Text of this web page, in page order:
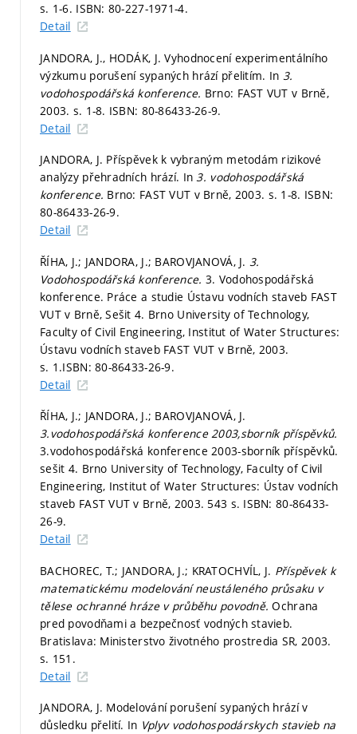
s. 1-6. ISBN: 80-227-1971-4.
Detail
JANDORA, J., HODÁK, J. Vyhodnocení experimentálního
výzkumu porušení sypaných hrází přelitím. In 3.
vodohospodářská konference. Brno: FAST VUT v Brně,
2003. s. 1-8. ISBN: 80-86433-26-9.
Detail
JANDORA, J. Příspěvek k vybraným metodám rizikové
analýzy přehradních hrází. In3. vodohospodářská
konference. Brno: FAST VUT v Brně, 2003. s. 1-8. ISBN:
80-86433-26-9.
Detail
ŘÍHA, J.; JANDORA, J.; BAROVJANOVÁ, J. 3.
Vodohospodářská konference. 3. Vodohospodářská
konference. Práce a studie Ústavu vodních staveb FAST
VUT v Brně, Sešit 4. Brno University of Technology,
Faculty of Civil Engineering, Institut of Water Structures:
Ústavu vodních staveb FAST VUT v Brně, 2003.
s. 1.ISBN: 80-86433-26-9.
Detail
ŘÍHA, J.; JANDORA, J.; BAROVJANOVÁ, J.
3.vodohospodářská konference 2003,sborník příspěvků.
3.vodohospodářská konference 2003-sborník příspěvků.
sešit 4. Brno University of Technology, Faculty of Civil
Engineering, Institut of Water Structures: Ústav vodních
staveb FAST VUT v Brně, 2003. 543 s. ISBN: 80-86433-
26-9.
Detail
BACHOREC, T.; JANDORA, J.; KRATOCHVÍL, J. Příspěvek k
matematickému modelování neustáleného průsaku v
tělese ochranné hráze v průběhu povodně.Ochrana
pred povodňami a bezpečnosť vodných stavieb.
Bratislava: Ministerstvo životného prostredia SR, 2003.
s. 151.
Detail
JANDORA, J. Modelování porušení sypaných hrází v
důsledku přelití. In Vplyv vodohospodárskych stavieb na